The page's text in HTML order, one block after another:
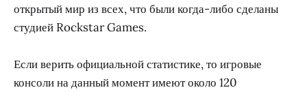
открытый мир из всех, что были когда-либо сделаны
студией Rockstar Games.
Если верить официальной статистике, то игровые
консоли на данный момент имеют около 120